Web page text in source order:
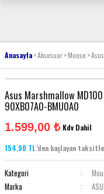
Anasayfa Aksesuar Mouse
Asus Marshmallow
90XB07A0-BMU0A0
1.599,00 ₺ Kdv Dahil
154,90 TL'den başlayan
Kategori
Marka